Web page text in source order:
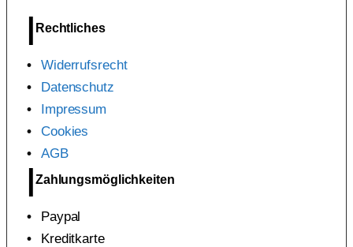
Rechtliches
Widerrufsrecht
Datenschutz
Impressum
Cookies
AGB
Zahlungsmöglichkeiten
Paypal
Kreditkarte